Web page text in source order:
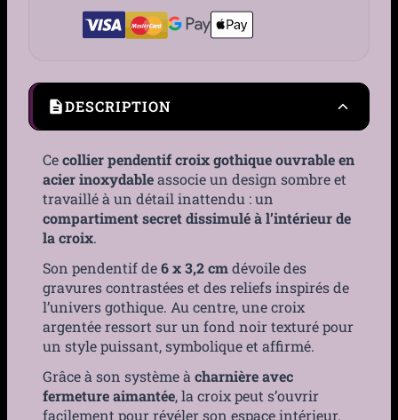
DESCRIPTION
Cecollier pendentif croix gothique ouvrable en
acier inoxydableassocie un design sombre et
travaillé à un détail inattendu : un
compartiment secret dissimulé à l’intérieur de
la croix.
Son pendentif de6 x 3,2 cmdévoile des
gravures contrastées et des reliefs inspirés de
l’univers gothique. Au centre, une croix
argentée ressort sur un fond noir texturé pour
un style puissant, symbolique et affirmé.
Grâce à son système à charnière avec
fermeture aimantée, la croix peut s’ouvrir
facilement pour révéler son espace intérieur.